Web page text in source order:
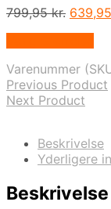
799,95kr. Den
639,95
Varenummer
Previous Product
Next Product
Beskrivelse
Yderligere
Beskrivelse